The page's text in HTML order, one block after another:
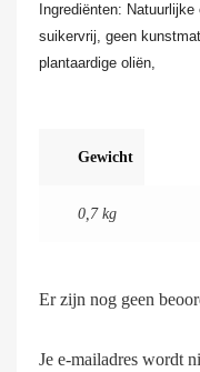
Ingrediënten:
suikervrij, geen
plantaardige oliën,
Gewicht
0,7 kg
Er zijn nog geen
Je e-mailadres wordt